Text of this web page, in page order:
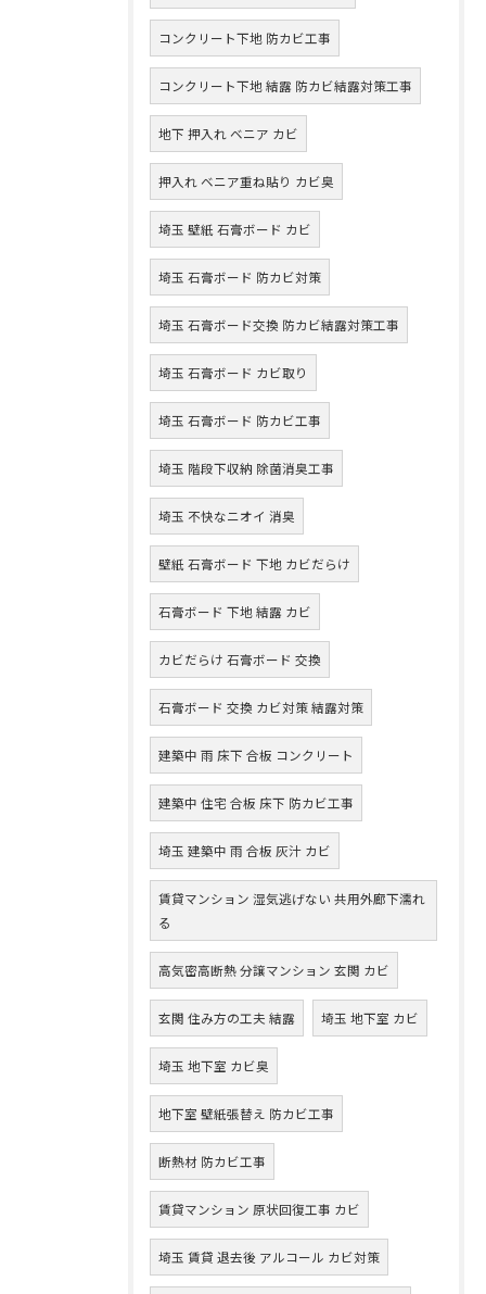
コンクリート下地 防カビ工事
コンクリート下地 結露 防カビ結露対策工事
地下 押入れ ベニア カビ
押入れ ベニア重ね貼り カビ臭
埼玉 壁紙 石膏ボード カビ
埼玉 石膏ボード 防カビ対策
埼玉 石膏ボード交換 防カビ結露対策工事
埼玉 石膏ボード カビ取り
埼玉 石膏ボード 防カビ工事
埼玉 階段下収納 除菌消臭工事
埼玉 不快なニオイ 消臭
壁紙 石膏ボード 下地 カビだらけ
石膏ボード 下地 結露 カビ
カビだらけ 石膏ボード 交換
石膏ボード 交換 カビ対策 結露対策
建築中 雨 床下 合板 コンクリート
建築中 住宅 合板 床下 防カビ工事
埼玉 建築中 雨 合板 灰汁 カビ
賃貸マンション 湿気逃げない 共用外廊下濡れ
る
高気密高断熱 分譲マンション 玄関 カビ
玄関 住み方の工夫 結露 埼玉 地下室 カビ
埼玉 地下室 カビ臭
地下室 壁紙張替え 防カビ工事
断熱材 防カビ工事
賃貸マンション 原状回復工事 カビ
埼玉 賃貸 退去後 アルコール カビ対策